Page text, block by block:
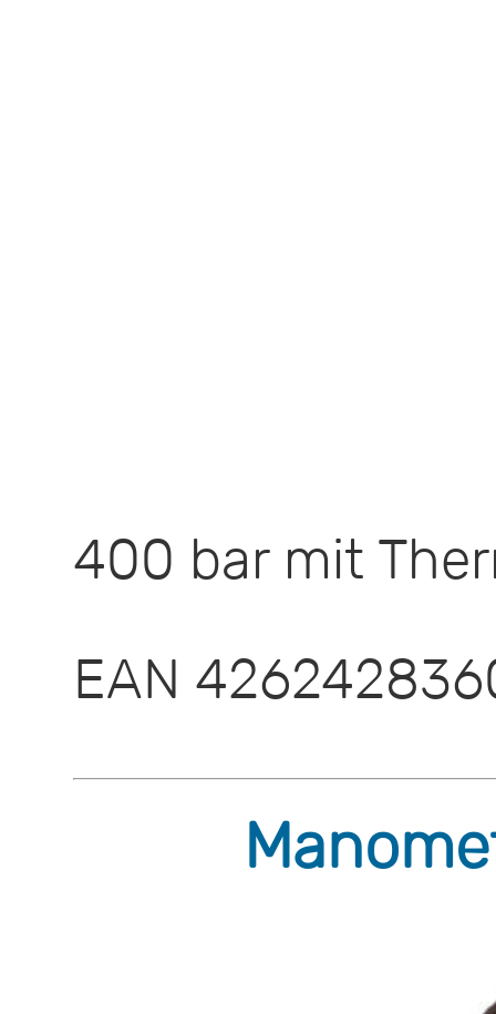
400 bar mit
EAN